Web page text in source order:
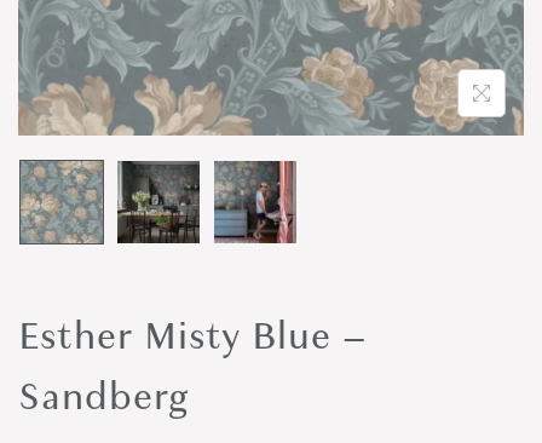
Esther Misty Blue –
Sandberg